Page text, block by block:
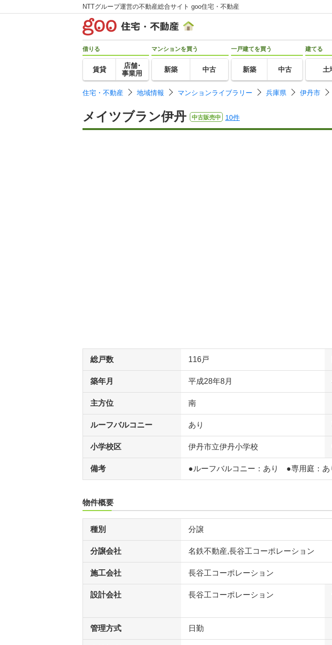
NTTグループ運営の不動産総合サイト goo住宅・不動産
借りる
賃貸
店舗･
事業用
マンションを買う
新築 中古
一戸建てを買う
新築 中古
建てる
土
住宅・不動産 地域情報 マンションライブラリー 兵庫県 伊丹市
メイツブラン伊丹 中古販売中 10件
総戸数 116戸
築年月 平成28年8月
主方位 南
ルーフバルコニー あり
小学校区 伊丹市立伊丹小学校
備考 ●ルーフバルコニー：あり ●専用庭：あ
物件概要
種別 分譲
分譲会社 名鉄不動産,長谷工コーポレーション
施工会社 長谷工コーポレーション
設計会社 長谷工コーポレーション
管理方式 日勤